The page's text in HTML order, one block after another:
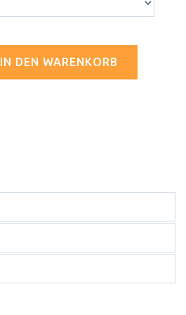
IN DEN WARENKORB